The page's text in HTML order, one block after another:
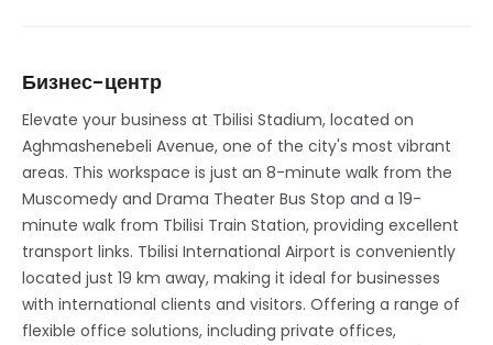
Бизнес-центр
Elevate your business at Tbilisi Stadium, located on
Aghmashenebeli Avenue, one of the city's most vibrant
areas. This workspace is just an 8-minute walk from the
Muscomedy and Drama Theater Bus Stop and a 19-
minute walk from Tbilisi Train Station, providing excellent
transport links. Tbilisi International Airport is conveniently
located just 19 km away, making it ideal for businesses
with international clients and visitors. Offering a range of
flexible office solutions, including private offices,